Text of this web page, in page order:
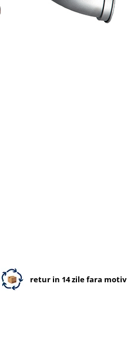
retur in 14 zile fara motiv